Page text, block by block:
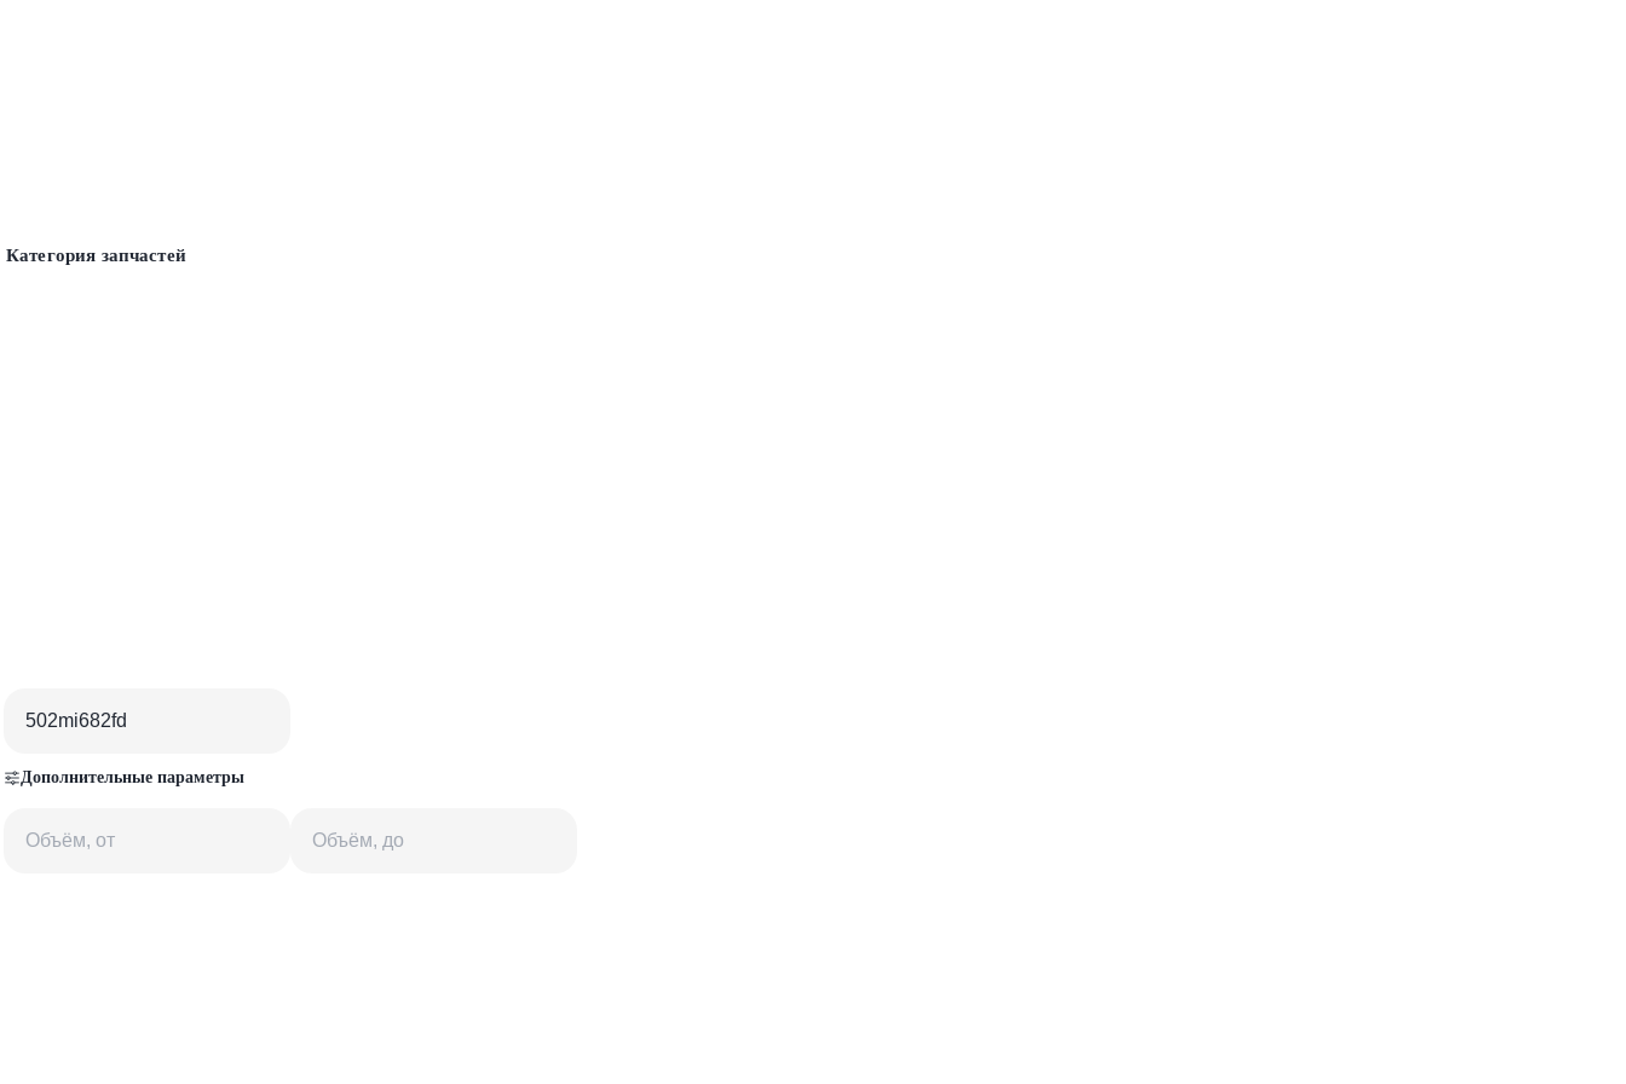
Категория запчастей
Дополнительные параметры